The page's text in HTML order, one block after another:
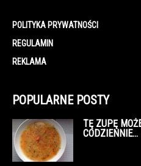
POLITYKA PRYWATNOŚCI
REGULAMIN
REKLAMA
POPULARNE POSTY
TĘ ZUPĘ
CODZIENNIE…